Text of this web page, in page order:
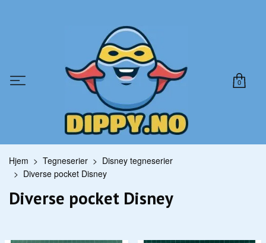
0
Hjem Tegneserier
Disney tegneserier
Diverse pocket Disney
Diverse pocket Disney